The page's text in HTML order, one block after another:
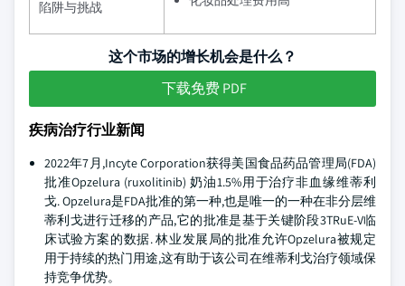
陷阱与挑战
这个市场的增长机会是什么？
下载免费 PDF
疾病治疗行业新闻
2022年7月,Incyte Corporation获得美国食品药品管理局(FDA)
批准Opzelura (ruxolitinib) 奶油1.5%用于治疗非血缘维蒂利
戈. Opzelura是FDA批准的第一种,也是唯一的一种在非分层维
蒂利戈进行迁移的产品,它的批准是基于关键阶段3TRuE-V临
床试验方案的数据. 林业发展局的批准允许Opzelura被规定
用于持续的热门用途,这有助于该公司在维蒂利戈治疗领域保
持竞争优势。